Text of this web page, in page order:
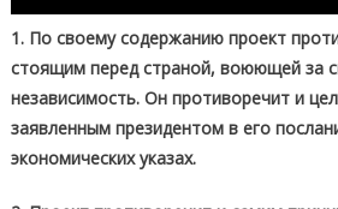
1. По своему содержанию проект
стоящим перед страной, воюющей за
независимость. Он противоречит и
заявленным президентом в его
экономических указах.